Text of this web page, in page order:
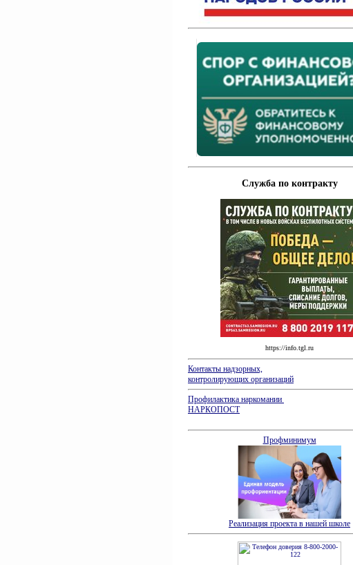
Служба по контракту
https://info.tgl.ru
Контакты надзорных,
контролирующих организаций
Профилактика наркомании
НАРКОПОСТ
Профминимум
Реализация проекта в нашей школе